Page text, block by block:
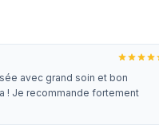
avec grand soin et bon
! Je recommande fortement